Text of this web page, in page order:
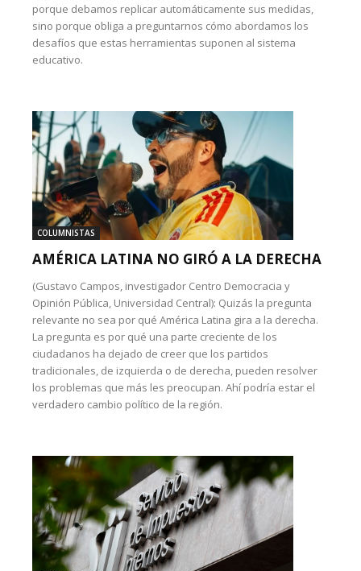
porque debamos replicar automáticamente sus medidas,
sino porque obliga a preguntarnos cómo abordamos los
desafíos que estas herramientas suponen al sistema
educativo.
COLUMNISTAS
AMÉRICA LATINA NO GIRÓ A LA DERECHA
(Gustavo Campos, investigador Centro Democracia y
Opinión Pública, Universidad Central): Quizás la pregunta
relevante no sea por qué América Latina gira a la derecha.
La pregunta es por qué una parte creciente de los
ciudadanos ha dejado de creer que los partidos
tradicionales, de izquierda o de derecha, pueden resolver
los problemas que más les preocupan. Ahí podría estar el
verdadero cambio político de la región.